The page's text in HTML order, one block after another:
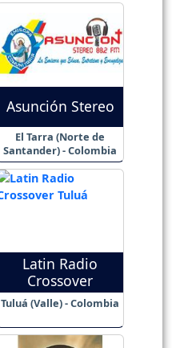
Asunción Stereo
El Tarra (Norte de
Santander) - Colombia
Latin Radio
Crossover
Tuluá (Valle) - Colombia